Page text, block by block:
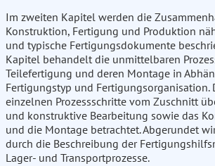
Im zweiten Kapitel werden die
Konstruktion, Fertigung und Produktion
und typische Fertigungsdokumente
Kapitel behandelt die unmittelbaren
Teilefertigung und deren Montage in
Fertigungstyp und Fertigungsorganisation.
einzelnen Prozessschritte vom Zuschnitt
und konstruktive Bearbeitung sowie das
und die Montage betrachtet. Abgerundet
durch die Beschreibung der
Lager- und Transportprozesse.